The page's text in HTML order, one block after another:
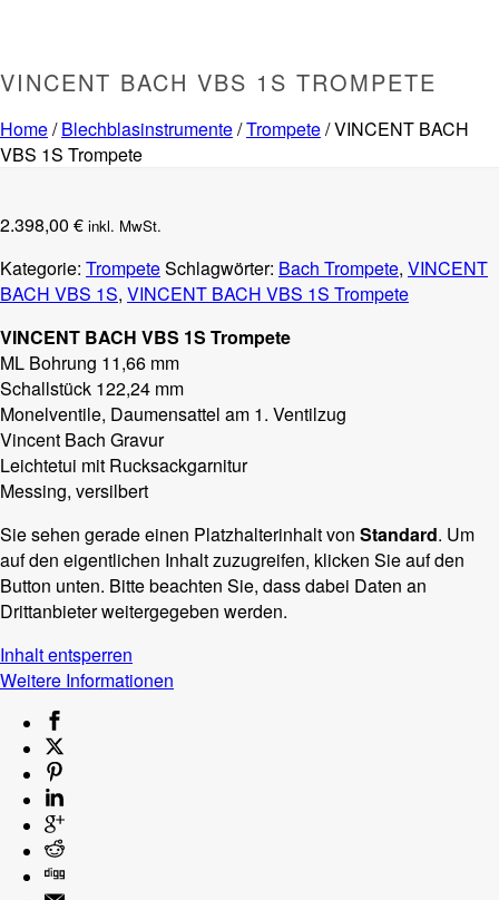
VINCENT BACH VBS 1S TROMPETE
Home/Blechblasinstrumente/Trompete/ VINCENT BACH
VBS 1S Trompete
2.398,00 € inkl. MwSt.
Kategorie: TrompeteSchlagwörter: Bach Trompete, VINCENT
BACH VBS 1S, VINCENT BACH VBS 1S Trompete
VINCENT BACH VBS 1S Trompete
ML Bohrung 11,66 mm
Schallstück 122,24 mm
Monelventile, Daumensattel am 1. Ventilzug
Vincent Bach Gravur
Leichtetui mit Rucksackgarnitur
Messing, versilbert
Sie sehen gerade einen Platzhalterinhalt von Standard. Um
auf den eigentlichen Inhalt zuzugreifen, klicken Sie auf den
Button unten. Bitte beachten Sie, dass dabei Daten an
Drittanbieter weitergegeben werden.
Inhalt entsperren
Weitere Informationen